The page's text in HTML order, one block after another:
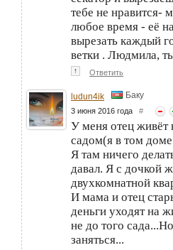
тебе не нравится-
любое время - её
вырезать каждый
ветки . Людмила,
↑ Ответить
ludun4ik Баку
3 июня 2016 года #
У меня отец живёт
садом(я в том
Я там ничего
давал. Я с дочкой
двухкомнатной
И мама и отец
деньги уходят на
не до того
заняться...